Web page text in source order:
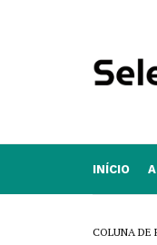
INÍCIO
COLUNA DE